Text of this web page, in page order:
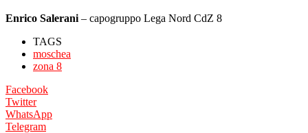
Enrico Salerani – capogruppo Lega Nord CdZ 8
TAGS
moschea
zona 8
Facebook
Twitter
WhatsApp
Telegram